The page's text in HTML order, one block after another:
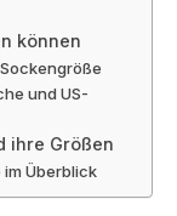
können
und US-
ihre Größen
im Überblick